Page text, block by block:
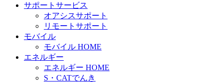
サポートサービス
オアシスサポート
リモートサポート
モバイル
モバイル HOME
エネルギー
エネルギー HOME
S・CATでんき